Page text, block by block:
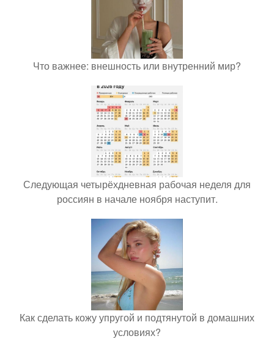
Что важнее: внешность или внутренний мир?
Следующая четырёхдневная рабочая неделя для
россиян в начале ноября наступит.
Как сделать кожу упругой и подтянутой в домашних
условиях?